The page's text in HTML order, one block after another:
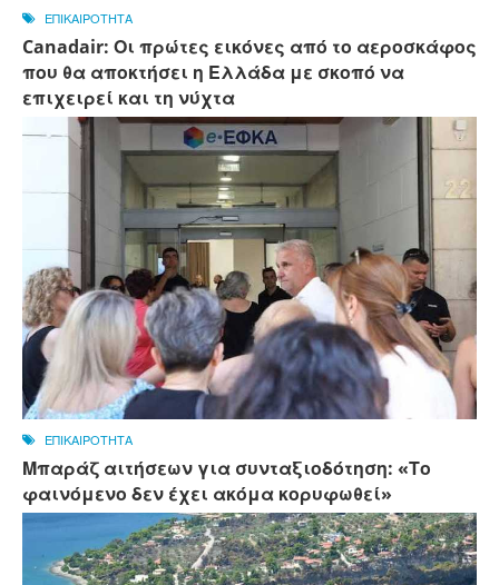
ΕΠΙΚΑΙΡΟΤΗΤΑ
Canadair: Οι πρώτες εικόνες από το αεροσκάφος
που θα αποκτήσει η Ελλάδα με σκοπό να
επιχειρεί και τη νύχτα
ΕΠΙΚΑΙΡΟΤΗΤΑ
Μπαράζ αιτήσεων για συνταξιοδότηση: «Το
φαινόμενο δεν έχει ακόμα κορυφωθεί»